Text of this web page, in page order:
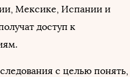
Мексике, Испании и
доступ к
с целью понять,